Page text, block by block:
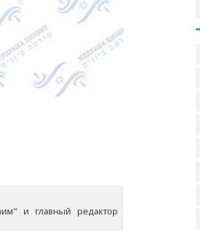
и главный редактор